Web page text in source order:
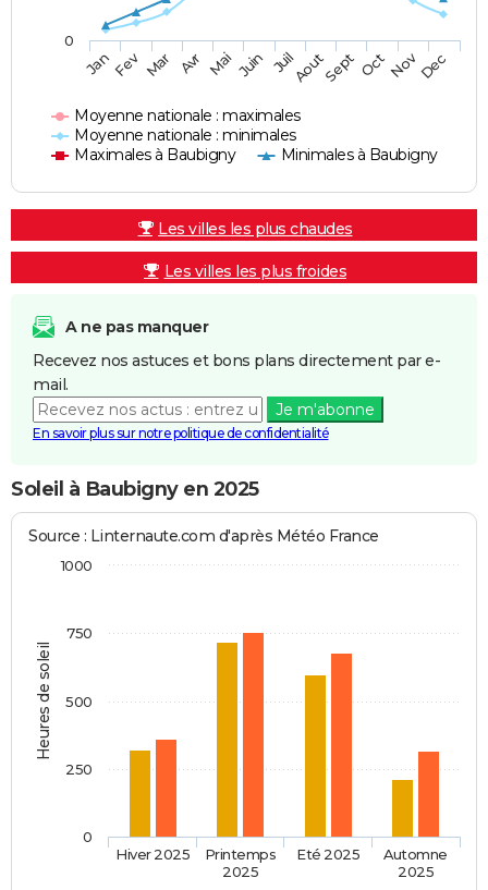
Moyenne nationale : maximales
Moyenne nationale : minimales
Maximales à Baubigny
Minimales à Baubigny
JanFev Mar Avr Mai Juin JuilAoutSept OctNovDec
0
Les villes les plus chaudes
Les villes les plus froides
A ne pas manquer
Recevez nos astuces et bons plans directement par e-
mail.
Je m'abonne
En savoir plus sur notre politique de confidentialité
Soleil à Baubigny en 2025
Heures de soleil
Source : Linternaute.com d'après Météo France
Hiver 2025
Printemps
2025
Eté 2025
Automne
2025
0
250
500
750
1000